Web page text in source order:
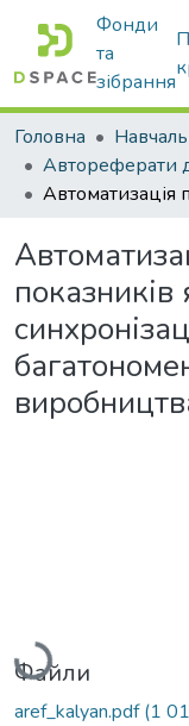
Фонди
та
зібрання
Головна
показників
Вантажиться...
Файли
aref_kalyan.pdf(1